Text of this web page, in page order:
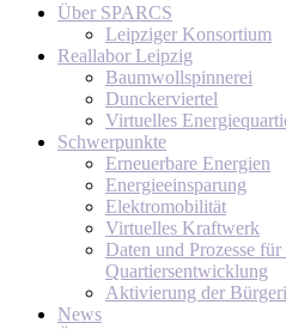
Über SPARCS
Leipziger Konsortium
Reallabor Leipzig
Baumwollspinnerei
Dunckerviertel
Virtuelles
Schwerpunkte
Erneuerbare Energien
Energieeinsparung
Elektromobilität
Virtuelles Kraftwerk
Daten und Prozesse
Quartiersentwicklung
Aktivierung der
News